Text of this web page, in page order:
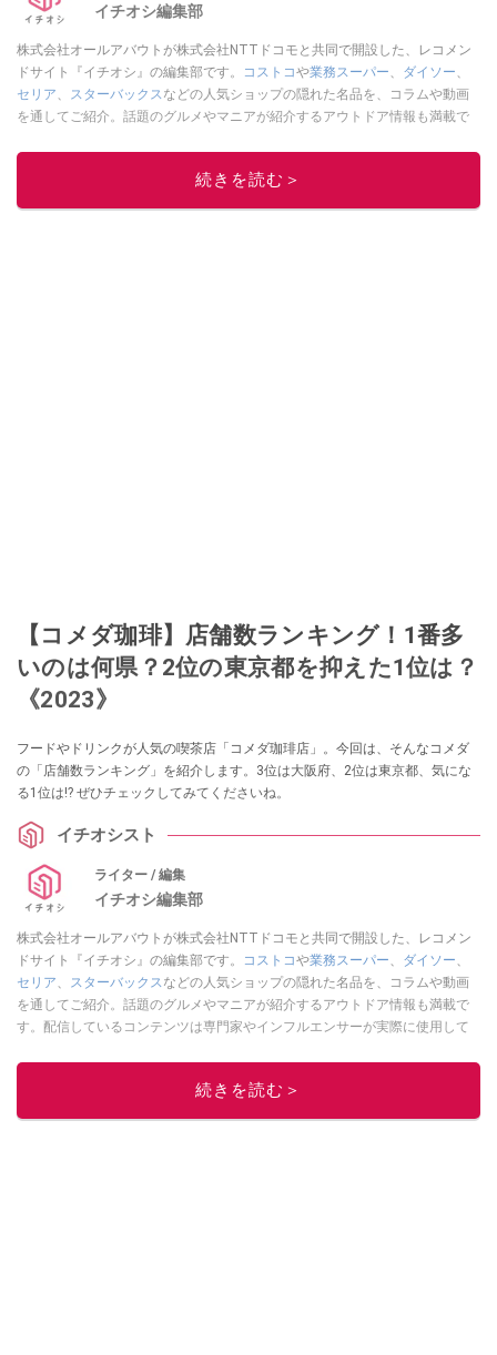
イチオシ編集部
株式会社オールアバウトが株式会社NTTドコモと共同で開設した、レコメン
ドサイト『イチオシ』の編集部です。
コストコや業務スーパー、 ダイソー、
セリア、 スターバックスなどの人気ショップの隠れた名品を、コラムや動画
を通してご紹介。話題のグルメやマニアが紹介するアウトドア情報も満載で
レビューしています。毎日トレンド情報をお届けしているので、ぜひ
してください！続きを読む＞
【コメダ珈琲】店舗数ランキング！1番多
いのは何県？2位の東京都を抑えた1位は？
《2023》
フードやドリンクが人気の喫茶店「コメダ珈琲店」。今回は、そんなコメダ
の「店舗数ランキング」を紹介します。3位は大阪府、2位は東京都、気にな
る1位は!? ぜひチェックしてみてくださいね。
イチオシスト
ライター / 編集
イチオシ編集部
株式会社オールアバウトが株式会社NTTドコモと共同で開設した、レコメン
ドサイト『イチオシ』の編集部です。
コストコや業務スーパー、 ダイソー、
セリア、 スターバックスなどの人気ショップの隠れた名品を、コラムや動画
を通してご紹介。話題のグルメやマニアが紹介するアウトドア情報も満載で
す。配信しているコンテンツは専門家やインフルエンサーが実際に使用して
ニュースでフォロー
続きを読む＞